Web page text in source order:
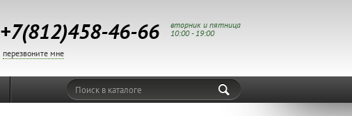
+7(812)458-46-66
вторник и пятница
10:00 - 19:00
перезвоните мне
Поиск в каталоге